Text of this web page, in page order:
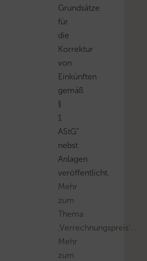
Grundsätze
für
die
Korrektur
von
Einkünften
gemäß
§
1
AStG“
nebst
Anlagen
veröffentlicht.
Mehr
zum
Thema
‚Verrechnungspreis’…
Mehr
zum